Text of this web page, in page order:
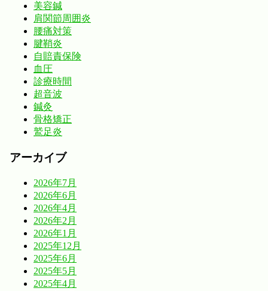
美容鍼
肩関節周囲炎
腰痛対策
腱鞘炎
自賠責保険
血圧
診療時間
超音波
鍼灸
骨格矯正
鷲足炎
アーカイブ
2026年7月
2026年6月
2026年4月
2026年2月
2026年1月
2025年12月
2025年6月
2025年5月
2025年4月